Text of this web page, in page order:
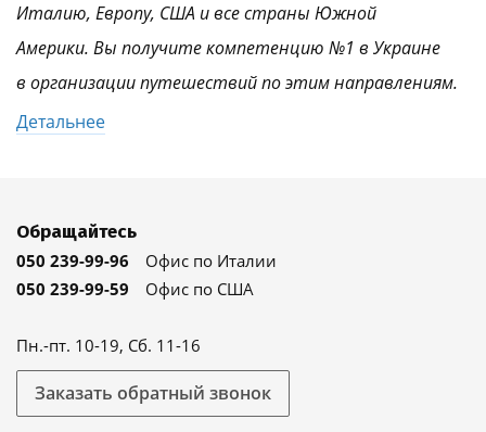
Италию, Европу, США и все страны Южной
Америки. Вы получите компетенцию №1 в Украине
в организации путешествий по этим направлениям.
Детальнее
Обращайтесь
050 239-99-96
Офис по Италии
050 239-99-59
Офис по США
Пн.-пт. 10-19, Сб. 11-16
Заказать обратный звонок